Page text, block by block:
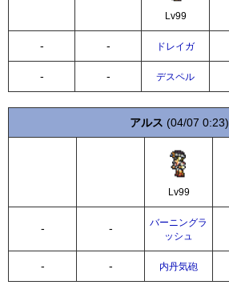
Lv99
- - ドレイガ
- - デスペル
アルス (04/07 0:23)
Lv99
- -
バーニングラ
ッシュ
- - 内丹気砲